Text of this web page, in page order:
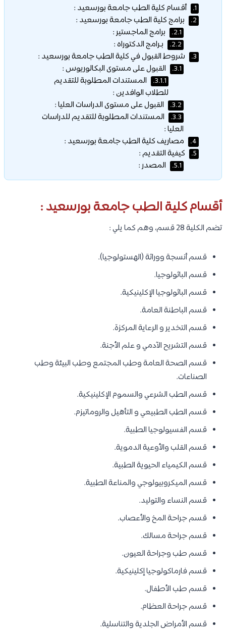
1. أقسام كلية الطب جامعة بورسعيد :
2. برامج كلية الطب جامعة بورسعيد :
2.1. برامج الماجستير :
2.2. بـرامج الدكتوراه :
3. شروط القبول في كلية الطب جامعة بورسعيد :
3.1. القبول على مستوى البكالوريوس :
3.1.1.
المستندات المطلوبة للتقديم
للطلاب الوافدين :
3.2. القبول على مستوى الدراسات العليا :
3.3.
المستندات المطلوبة للتقديم للدراسات
العليا :
4. مصاريف كلية الطب جامعة بورسعيد :
5. كيفية التقديم :
5.1. المصدر :
أقسام كلية الطب جامعة بورسعيد :
تضم الكلية 28 قسم، وهم كما يلي :
قسم أنسجة ووراثة (الهستولوجيا).
قسم الباثولوجيا.
قسم الباثولوجيا الإكلينيكية.
قسم الباطنة العامة.
قسم التخدير و الرعاية المركزة.
قسم التشريح الآدمي و علم الأجنة.
قسم الصحة العامة وطب المجتمع وطب البيئة وطب
الصناعات.
قسم الطب الشرعي والسموم الإكلينيكية.
قسم الطب الطبيعي و التأهيل والروماتيزم.
قسم الفسيولوجيا الطبية.
قسم القلب والأوعية الدموية.
قسم الكيمياء الحيوية الطبية.
قسم الميكروبيولوجي والمناعة الطبية.
قسم النساء والتوليد.
قسم جراحة المخ والأعصاب.
قسم جراحة مسالك.
قسم طب وجراحة العيون.
قسم فارماكولوجيا إكلينيكية.
قسم طب الأطفال.
قسم جراحة العظام.
قسم الأمراض الجلدية والتناسلية.